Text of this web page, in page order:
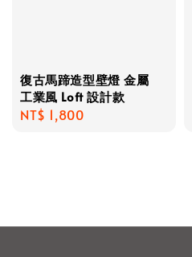
復古馬蹄造型壁燈 金屬
工業風 Loft 設計款
Regular
NT$ 1,800